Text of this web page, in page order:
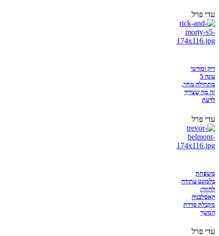
עדי פרל
ריק ומורטי
עונה 5
מתחילה מחר,
זה מה שצריך
לדעת
עדי פרל
משפחת
בלמונט עתידה
לחזור:
קאסלבניה
מקבלת סדרת
המשך
עדי פרל